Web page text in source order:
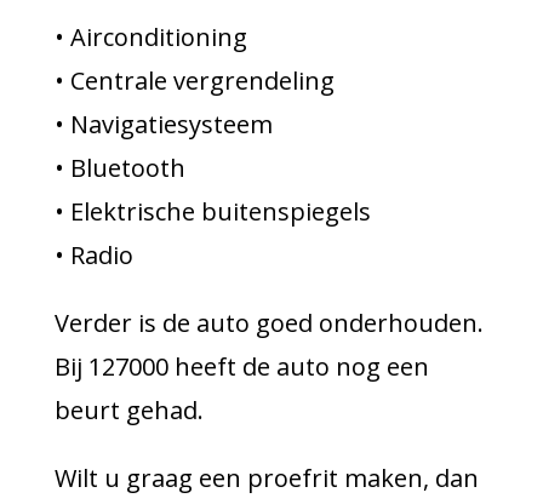
• Airconditioning
• Centrale vergrendeling
• Navigatiesysteem
• Bluetooth
• Elektrische buitenspiegels
• Radio
Verder is de auto goed onderhouden.
Bij 127000 heeft de auto nog een
beurt gehad.
Wilt u graag een proefrit maken, dan